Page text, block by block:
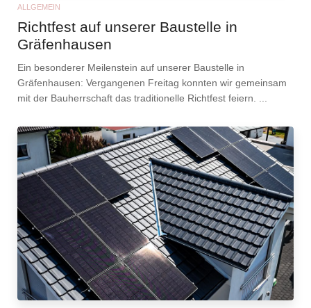
ALLGEMEIN
Richtfest auf unserer Baustelle in
Gräfenhausen
Ein besonderer Meilenstein auf unserer Baustelle in
Gräfenhausen: Vergangenen Freitag konnten wir gemeinsam
mit der Bauherrschaft das traditionelle Richtfest feiern. ...